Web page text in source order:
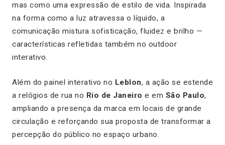
mas como uma expressão de estilo de vida. Inspirada
na forma como a luz atravessa o líquido, a
comunicação mistura sofisticação, fluidez e brilho —
características refletidas também no outdoor
interativo.
Além do painel interativo no Leblon, a ação se estende
a relógios de rua no Rio de Janeiro e em São Paulo,
ampliando a presença da marca em locais de grande
circulação e reforçando sua proposta de transformar a
percepção do público no espaço urbano.